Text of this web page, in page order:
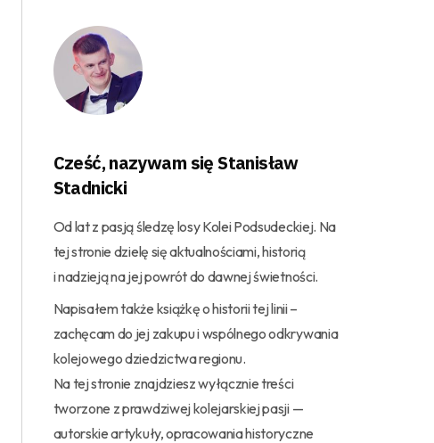
Cześć, nazywam się Stanisław
Stadnicki
Od lat z pasją śledzę losy Kolei Podsudeckiej. Na
tej stronie dzielę się aktualnościami, historią
i nadzieją na jej powrót do dawnej świetności.
Napisałem także książkę o historii tej linii –
zachęcam do jej zakupu i wspólnego odkrywania
kolejowego dziedzictwa regionu.
Na tej stronie znajdziesz wyłącznie treści
tworzone z prawdziwej kolejarskiej pasji —
autorskie artykuły, opracowania historyczne